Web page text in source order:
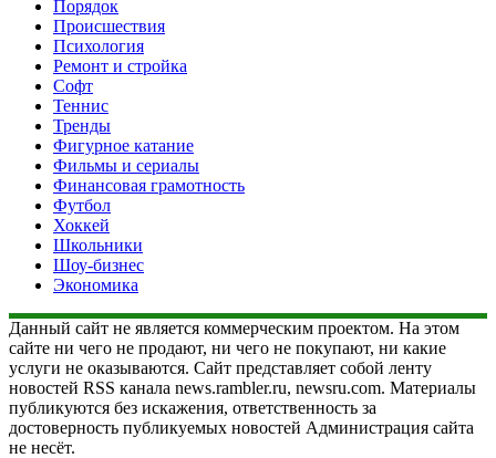
Порядок
Происшествия
Психология
Ремонт и стройка
Софт
Теннис
Тренды
Фигурное катание
Фильмы и сериалы
Финансовая грамотность
Футбол
Хоккей
Школьники
Шоу-бизнес
Экономика
Данный сайт не является коммерческим проектом. На этом
сайте ни чего не продают, ни чего не покупают, ни какие
услуги не оказываются. Сайт представляет собой ленту
новостей RSS канала news.rambler.ru, newsru.com. Материалы
публикуются без искажения, ответственность за
достоверность публикуемых новостей Администрация сайта
не несёт.